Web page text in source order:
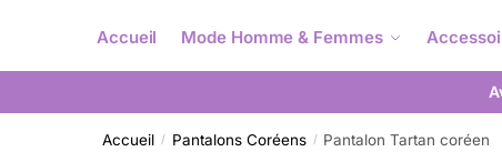
Accueil Mode Homme & Femmes
Accueil / Pantalons Coréens / Pantalon Tartan coréen